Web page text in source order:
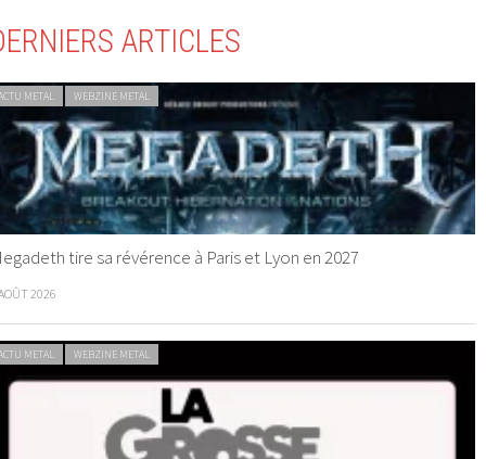
ARTICLES
METAL WEBZINE METAL
tire sa révérence à Paris et Lyon en 2027
2026
METAL WEBZINE METAL